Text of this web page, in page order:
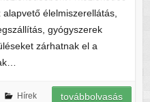
élelmiszerellátás,
gyógyszerek
zárhatnak el a
Hírek továbbolvasás